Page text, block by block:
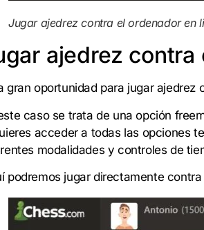
Jugar ajedrez contra el ordenador en
ajedrez
gran oportunidad para jugar
caso se trata de una opción
acceder a todas las opciones
modalidades y controles de
podremos jugar directamente